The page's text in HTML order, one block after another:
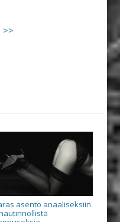
>>
asento anaaliseksiin